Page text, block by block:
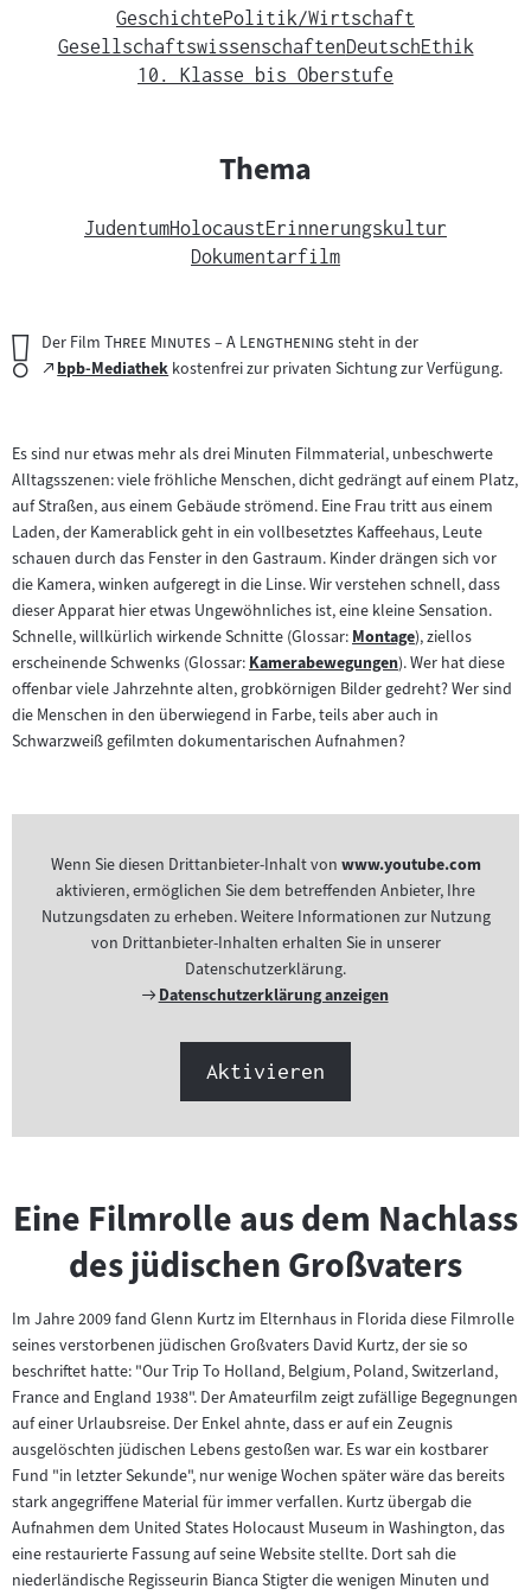
GeschichtePolitik/Wirtschaft
GesellschaftswissenschaftenDeutschEthik
10. Klasse bis Oberstufe
Thema
JudentumHolocaustErinnerungskultur
Dokumentarfilm
Wichtiger
Hinweis:
Der Film "
Three Minutes – A Lengthening "steht in der
Zum
bpb-Mediathek
(öffnet
Tab)
kostenfrei zur privaten Sichtung zur Verfügung.
Es sind nur etwas mehr als drei Minuten Filmmaterial, unbeschwerte
Alltagsszenen: viele fröhliche Menschen, dicht gedrängt auf einem Platz,
auf Straßen, aus einem Gebäude strömend. Eine Frau tritt aus einem
Laden, der Kamerablick geht in ein vollbesetztes Kaffeehaus, Leute
schauen durch das Fenster in den Gastraum. Kinder drängen sich vor
die Kamera, winken aufgeregt in die Linse. Wir verstehen schnell, dass
dieser Apparat hier etwas Ungewöhnliches ist, eine kleine Sensation.
Schnelle, willkürlich wirkende Schnitte (Glossar:Zum
Inhalt:
Montage), ziellos
erscheinende Schwenks (Glossar:Zum
Inhalt:
Kamerabewegungen). Wer hat diese
offenbar viele Jahrzehnte alten, grobkörnigen Bilder gedreht? Wer sind
die Menschen in den überwiegend in Farbe, teils aber auch in
Schwarzweiß gefilmten dokumentarischen Aufnahmen?
Wenn Sie diesen Drittanbieter-Inhalt von www.youtube.com
aktivieren, ermöglichen Sie dem betreffenden Anbieter, Ihre
Nutzungsdaten zu erheben. Weitere Informationen zur Nutzung
von Drittanbieter-Inhalten erhalten Sie in unserer
Datenschutzerklärung.
Externer
Datenschutzerklärung anzeigen
Aktivieren
Eine Filmrolle aus dem Nachlass
des jüdischen Großvaters
Im Jahre 2009 fand Glenn Kurtz im Elternhaus in Florida diese Filmrolle
seines verstorbenen jüdischen Großvaters David Kurtz, der sie so
beschriftet hatte: "Our Trip To Holland, Belgium, Poland, Switzerland,
France and England 1938". Der Amateurfilm zeigt zufällige Begegnungen
auf einer Urlaubsreise. Der Enkel ahnte, dass er auf ein Zeugnis
ausgelöschten jüdischen Lebens gestoßen war. Es war ein kostbarer
Fund "in letzter Sekunde", nur wenige Wochen später wäre das bereits
stark angegriffene Material für immer verfallen. Kurtz übergab die
Aufnahmen dem United States Holocaust Museum in Washington, das
eine restaurierte Fassung auf seine Website stellte. Dort sah die
niederländische Regisseurin Bianca Stigter die wenigen Minuten und